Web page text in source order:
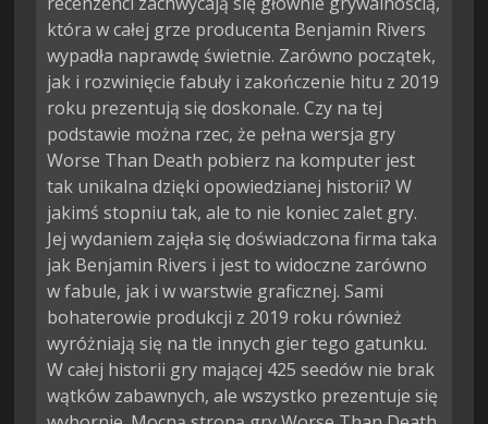
która w całej grze producenta Benjamin Rivers
wypadła naprawdę świetnie. Zarówno początek,
jak i rozwinięcie fabuły i zakończenie hitu z 2019
roku prezentują się doskonale. Czy na tej
podstawie można rzec, że pełna wersja gry
Worse Than Death pobierz na komputer jest
tak unikalna dzięki opowiedzianej historii? W
jakimś stopniu tak, ale to nie koniec zalet gry.
Jej wydaniem zajęła się doświadczona firma taka
jak Benjamin Rivers i jest to widoczne zarówno
w fabule, jak i w warstwie graficznej. Sami
bohaterowie produkcji z 2019 roku również
wyróżniają się na tle innych gier tego gatunku.
W całej historii gry mającej 425 seedów nie brak
wątków zabawnych, ale wszystko prezentuje się